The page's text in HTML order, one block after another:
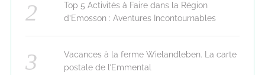
Top 5 Activités à Faire dans la Région
d’Emosson : Aventures Incontournables
Vacances à la ferme Wielandleben. La carte
postale de l’Emmental